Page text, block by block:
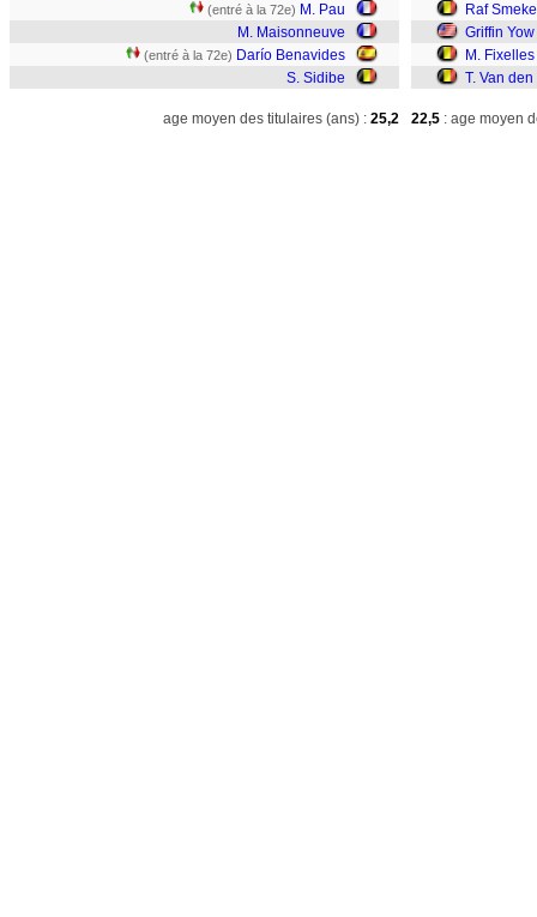
(entré à la 72e) M. Pau
M. Maisonneuve
(entré à la 72e) Darío Benavides
S. Sidibe
Raf
Griffin Yow
M. Fixelles
T. Van
age moyen des titulaires (ans) : 25,2 22,5 : age moyen